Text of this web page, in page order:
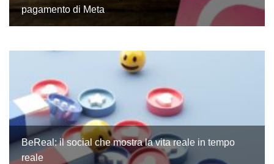
pagamento di Meta
BeReal: il social che mostra la vita reale in tempo
reale